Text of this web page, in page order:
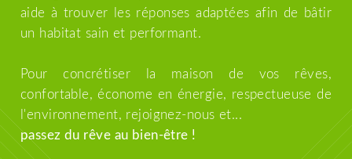
aide à trouver les réponses adaptées afin de bâtir
un habitat sain et performant.
Pour concrétiser la maison de vos rêves,
confortable, économe en énergie, respectueuse de
l'environnement, rejoignez-nous et...
passez du rêve au bien-être !